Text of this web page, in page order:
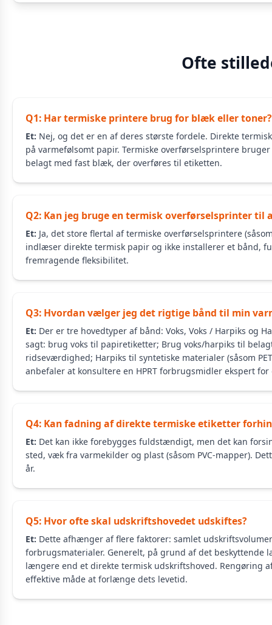
Ofte
Q1: Har termiske printere brug for blæk eller toner?
Et: Nej, og det er en af deres største fordele. Direkte
på varmefølsomt papir. Termiske overførselsprintere
belagt med fast blæk, der overføres til etiketten.
Q2: Kan jeg bruge en termisk overførselsprinter
Et: Ja, det store flertal af termiske overførselsprintere
indlæser direkte termisk papir og ikke installerer et bånd,
fremragende fleksibilitet.
Q3: Hvordan vælger jeg det rigtige bånd til min
Et: Der er tre hovedtyper af bånd: Voks, Voks / Harpiks og
sagt: brug voks til papiretiketter; Brug voks/harpiks til
ridseværdighed; Harpiks til syntetiske materialer (såsom
anbefaler at konsultere en HPRT forbrugsmidler ekspert
Q4: Kan fadning af direkte termiske etiketter
Et: Det kan ikke forebygges fuldstændigt, men det kan
sted, væk fra varmekilder og plast (såsom PVC-mapper).
år.
Q5: Hvor ofte skal udskriftshovedet udskiftes?
Et: Dette afhænger af flere faktorer: samlet
forbrugsmaterialer. Generelt, på grund af det beskyttende
længere end et direkte termisk udskriftshoved. Rengøring
effektive måde at forlænge dets levetid.